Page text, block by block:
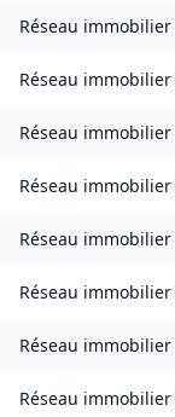
Réseau immobilier
Réseau immobilier
Réseau immobilier
Réseau immobilier
Réseau immobilier
Réseau immobilier
Réseau immobilier
Réseau immobilier